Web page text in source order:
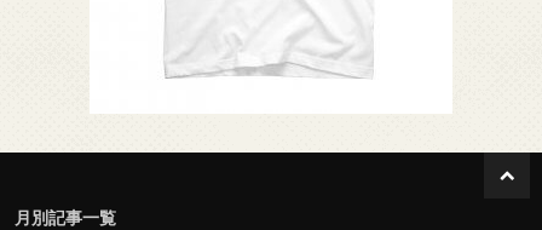
月別記事一覧